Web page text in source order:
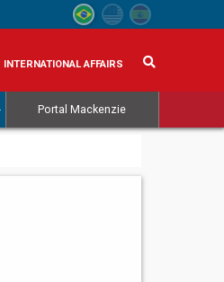
INTERNATIONAL AFFAIRS
Portal Mackenzie